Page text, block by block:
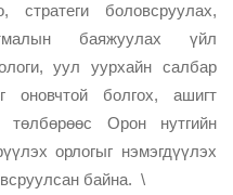
стратеги боловсруулах,
баяжуулах үйл
уул уурхайн салбар
оновчтой болгох, ашигт
Орон нутгийн
орлогыг нэмэгдүүлэх
байна. \